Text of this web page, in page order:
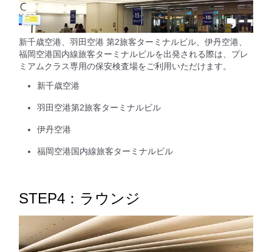
新千歳空港、羽田空港 第2旅客ターミナルビル、伊丹空港、
福岡空港国内線旅客ターミナルビルを出発される際は、プレ
ミアムクラス専用の保安検査場をご利用いただけます。
新千歳空港
羽田空港第2旅客ターミナルビル
伊丹空港
福岡空港国内線旅客ターミナルビル
STEP4：ラウンジ